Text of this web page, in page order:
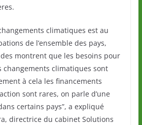
climatiques est au
de l’ensemble des pays,
montrent que les besoins pour
changements climatiques sont
à cela les financements
sont rares, on parle d’une
certains pays”, a expliqué
directrice du cabinet Solutions